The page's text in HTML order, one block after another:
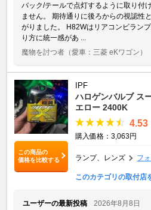
バック/テールで点灯するように取り付
ません。 期待通りに後ろからの視認性
がりました。 H82Wはリアコンビラン
り方に統一感があ ...
魔物を討つ者 （愛車：三菱 eKワゴン）
この商品の
価格を比較する
IPF
ハロゲンバルブ ス
エロー 2400K
4.53
購入価格：3,063円
ランプ、レンズ フ
このカテゴリの取付店
ユーザーの最新投稿
2026年8月8日